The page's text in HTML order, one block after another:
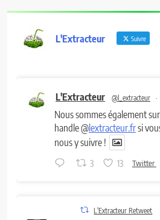
L'Extracteur Suivre
L'Extracteur @l_extracteur ·
Nous sommes également
handle @lextracteur.frsi
nous y suivre !
3 13 Twitter
L'Extracteur Retweet